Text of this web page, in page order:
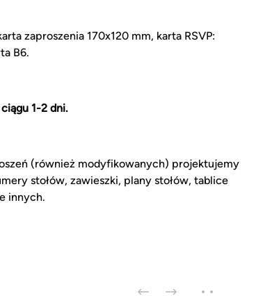
zaproszenia 170x120 mm, karta RSVP:
B6.
1-2 dni.
(również modyfikowanych) projektujemy
stołów, zawieszki, plany stołów, tablice
innych.